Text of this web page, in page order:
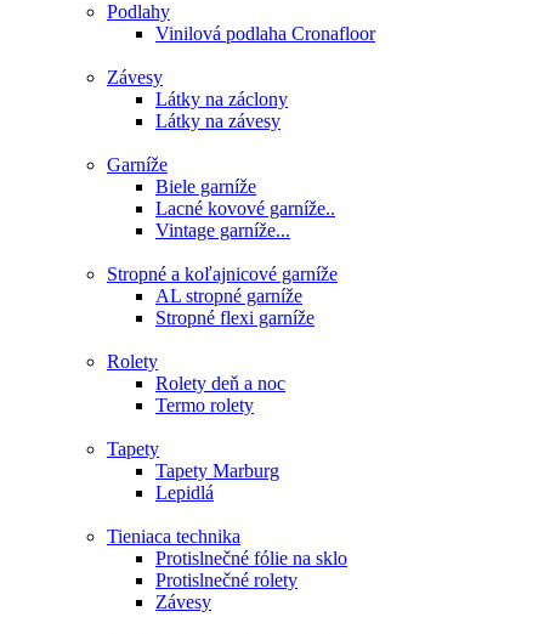
Podlahy
Vinilová podlaha Cronafloor
Závesy
Látky na záclony
Látky na závesy
Garníže
Biele garníže
Lacné kovové garníže..
Vintage garníže...
Stropné a koľajnicové garníže
AL stropné garníže
Stropné flexi garníže
Rolety
Rolety deň a noc
Termo rolety
Tapety
Tapety Marburg
Lepidlá
Tieniaca technika
Protislnečné fólie na sklo
Protislnečné rolety
Závesy